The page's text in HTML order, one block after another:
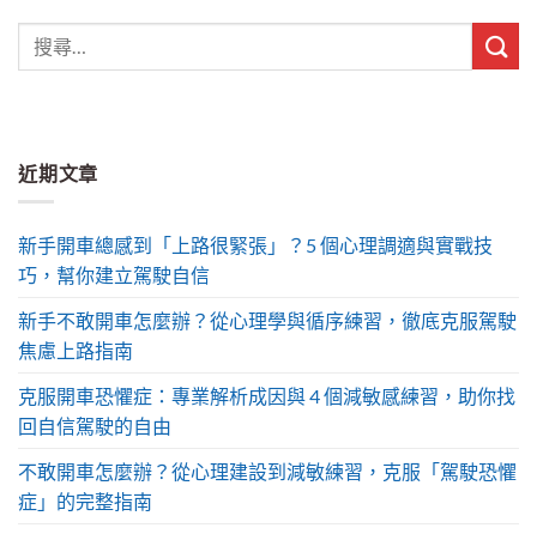
近期文章
新手開車總感到「上路很緊張」？5 個心理調適與實戰技
巧，幫你建立駕駛自信
新手不敢開車怎麼辦？從心理學與循序練習，徹底克服駕駛
焦慮上路指南
克服開車恐懼症：專業解析成因與 4 個減敏感練習，助你找
回自信駕駛的自由
不敢開車怎麼辦？從心理建設到減敏練習，克服「駕駛恐懼
症」的完整指南